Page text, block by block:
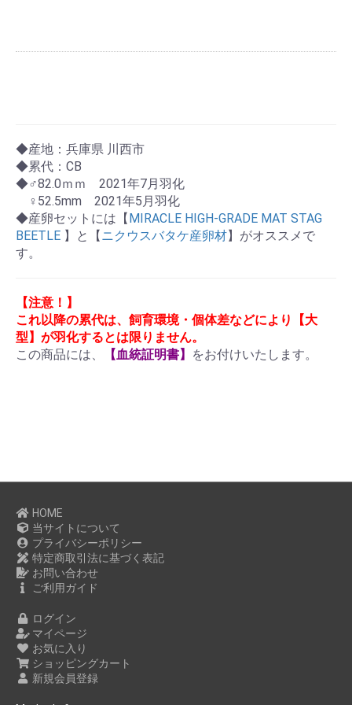
◆産地：兵庫県 川西市
◆累代：CB
◆♂82.0ｍｍ 2021年7月羽化
♀52.5mm
2021年5月羽化
◆産卵セットには【MIRACLE HIGH-GRADE MAT STAG
BEETLE 】と【ニクウスバタケ産卵材】がオススメで
す。
【注意！】
これ以降の累代は、飼育環境・個体差などにより【大
型】が羽化するとは限りません。
この商品には、
【血統証明書】 をお付けいたします。
HOME
当サイトについて
プライバシーポリシー
特定商取引法に基づく表記
お問い合わせ
ご利用ガイド
ログイン
マイページ
お気に入り
ショッピングカート
新規会員登録